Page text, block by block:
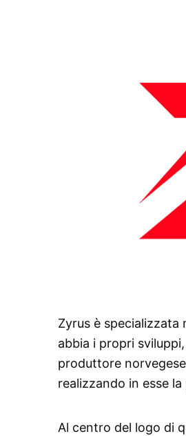
Zyrus è specializzata
abbia i propri
produttore
realizzando in esse
Al centro del logo di